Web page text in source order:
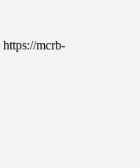
https://mcrb-